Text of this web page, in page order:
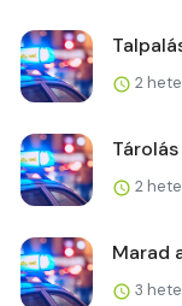
2
2
Marad
3